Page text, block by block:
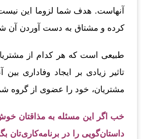
آنهاست. هدف شما لزوما این
کرده و مشتاق به دست آوردن آن
طبیعی است که هر کدام از
تاثیر زیادی بر ایجاد وفاداری
مشتریان، خود را عضوی از گروه
خب اگر این مسئله به مذاقتان خوش
داستان‌گویی را در برنامه‌کاری‌تان